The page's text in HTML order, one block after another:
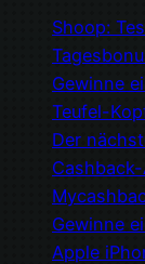
Shoop:
Gewinne
Teufel-
Der
Gewinne
Apple